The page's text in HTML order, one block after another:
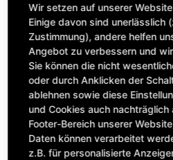
WEITERE DEPOTS
Maschine auswählen, um
MASCHINE AUSWÄHLEN
CLICK & COLLECT
Bestellungen bei Deinem
Wir setzen auf unserer
Einige davon sind unerlässlich
Zustimmung), andere helfen
Angebot zu verbessern und
Sie können die nicht
oder durch Anklicken der
ablehnen sowie diese
und Cookies auch nachträglich
Footer-Bereich unserer
Daten können verarbeitet
z.B. für personalisierte